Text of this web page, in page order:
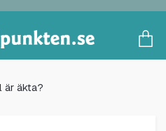
är äkta?